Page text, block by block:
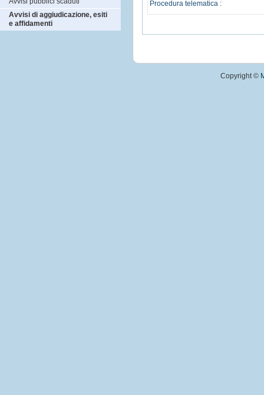
Procedura telematica :
Avvisi di aggiudicazione, esiti
e affidamenti
Copyright ©